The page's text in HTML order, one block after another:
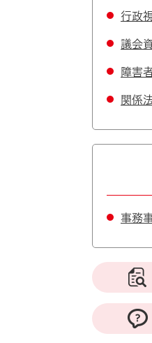
行政
議会
障害
関係
事務